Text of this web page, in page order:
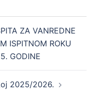
ZA VANREDNE
ISPITNOM ROKU
GODINE
2025/2026.